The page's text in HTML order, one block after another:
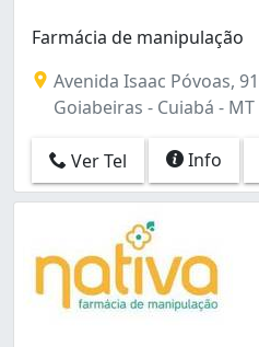
Farmácia de manipulação
Avenida Isaac Póvoas,
Goiabeiras - Cuiabá - MT
Ver Tel Info